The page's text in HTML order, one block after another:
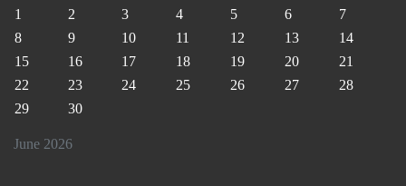
June 2026
1
2 3 4 5 6
7
8
9 10 11 12 13
14
15
16 17 18 19 20
21
22
23 24 25 26 27
28
29
30